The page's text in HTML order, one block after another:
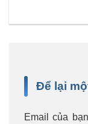
Để lại
Email của